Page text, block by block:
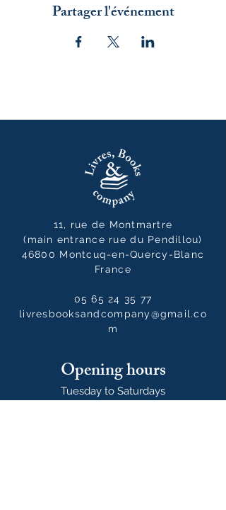
Partager l'événement
11, rue de Montmartre
(main entrance rue du Pendillou)
46800 Montcuq-en-Quercy-Blanc
France
05 65 24 35 77
livresbooksandcompany@gmail.co
m
Opening hours
Tuesday to Saturdays